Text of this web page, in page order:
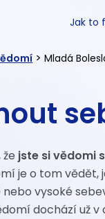
Jak to
> Mladá
jste si vědomi
je o tom vědět,
nebo vysoké
dochází už